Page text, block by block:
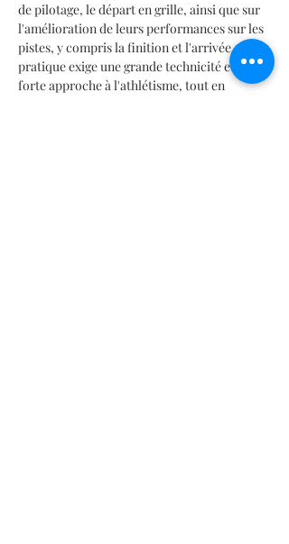
de pilotage, le départ en grille, ainsi que sur
l'amélioration de leurs performances sur les
pistes, y compris la finition et l'arrivée. Cette
pratique exige une grande technicité et une
forte approche à l'athlétisme, tout en